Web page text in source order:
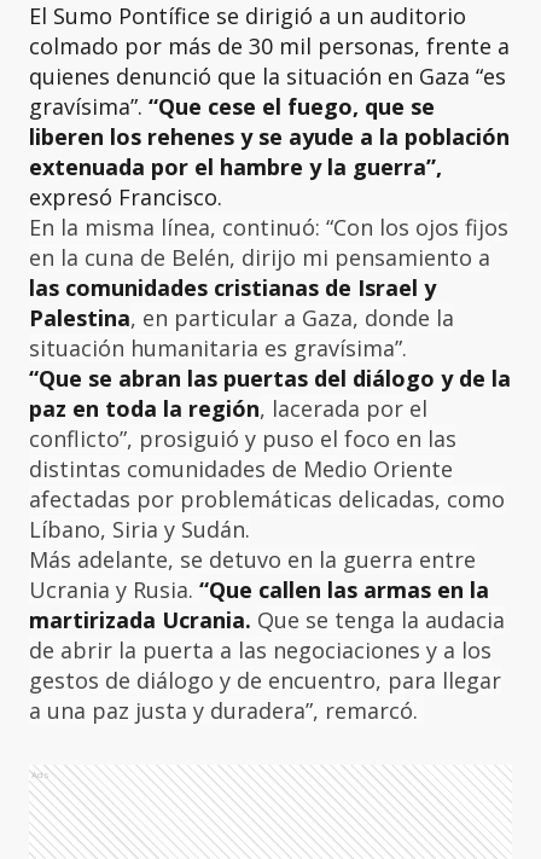
El Sumo Pontífice se dirigió a un auditorio
colmado por más de 30 mil personas, frente a
quienes denunció que la situación en Gaza “es
gravísima”. “Que cese el fuego, que se
liberen los rehenes y se ayude a la población
extenuada por el hambre y la guerra”,
expresó Francisco.
En la misma línea, continuó: “Con los ojos fijos
en la cuna de Belén, dirijo mi pensamiento a
las comunidades cristianas de Israel y
Palestina, en particular a Gaza, donde la
situación humanitaria es gravísima”.
“Que se abran las puertas del diálogo y de la
paz en toda la región, lacerada por el
conflicto”, prosiguió y puso el foco en las
distintas comunidades de Medio Oriente
afectadas por problemáticas delicadas, como
Líbano, Siria y Sudán.
Más adelante, se detuvo en la guerra entre
Ucrania y Rusia. “Que callen las armas en la
martirizada Ucrania. Que se tenga la audacia
de abrir la puerta a las negociaciones y a los
gestos de diálogo y de encuentro, para llegar
a una paz justa y duradera”, remarcó.
Ads